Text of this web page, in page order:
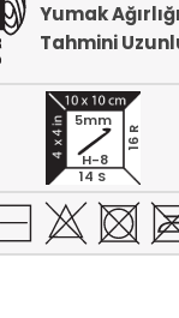
Yumak
Tahmini
14 S
16 R
5mm
H-8